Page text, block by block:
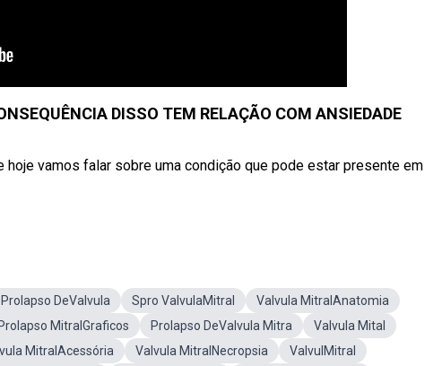
DISSO TEM RELAÇÃO COM ANSIEDADE
hoje vamos falar sobre uma condição que pode estar presente em
Prolapso DeValvula Spro ValvulaMitral
Valvula MitralAnatomia
Prolapso MitralGraficos Prolapso DeValvula Mitra
Valvula Mital
MitralAcessória Valvula MitralNecropsia
ValvulMitral